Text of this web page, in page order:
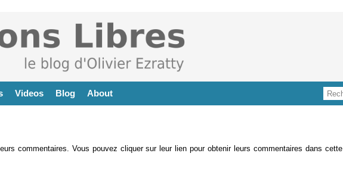
Videos Blog About
commentaires. Vous pouvez cliquer sur leur lien pour obtenir leurs commentaires dans cette